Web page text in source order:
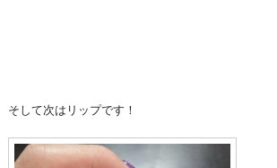
そして次はリップです！